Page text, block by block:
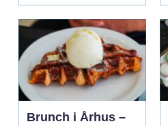
Brunch i Århus –